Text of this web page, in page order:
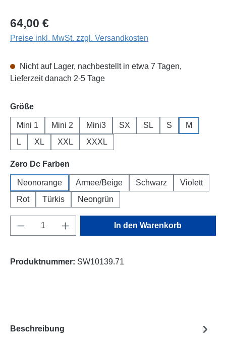
Regulärer Preis:
64,00 €
Preise inkl. MwSt. zzgl. Versandkosten
Nicht auf Lager, nachbestellt in etwa 7 Tagen,
Lieferzeit danach 2-5 Tage
Größeauswählen
Mini 1 Mini 2 Mini3 SX SL S
M
L
XL XXL XXXL
Zero Dc Farben
Neonorange Armee/Beige Schwarz
Violett
Rot
Türkis Neongrün
Produkt Anzahl: Gib den gewünschten
In den Warenkorb
Produktnummer: SW10139.71
Beschreibung